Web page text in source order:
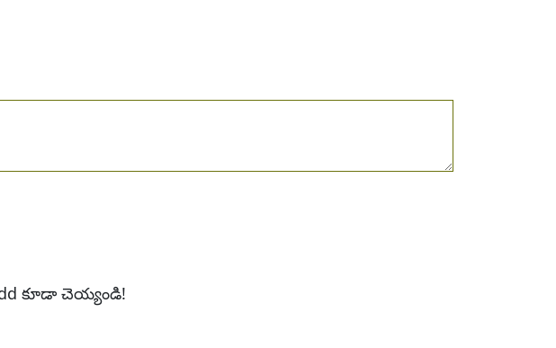
కూడా చెయ్యండి!